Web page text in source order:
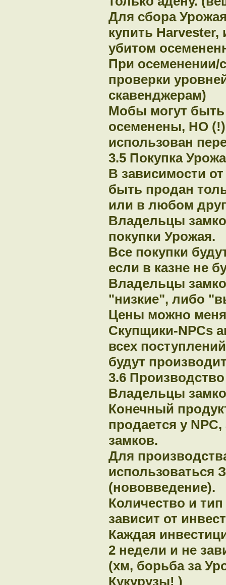
Для сбора
купить Harvester,
убитом
При осеменении/
проверки
скавенджерам)
Мобы могут
осеменены, НО
использован
3.5 Покупка
В зависимости
быть продан
или в любом
Владельцы
покупки Урожая.
Все покупки
если в казне не
Владельцы
"низкие", либо
Цены можно
Скупщики-NPCs
всех
будут
3.6 Производство
Владельцы
Конечный
продается у
замков.
Для
использоваться
(нововведение).
Количество и
зависит от
Каждая
2 недели и не
(хм, борьба за
Кукурузы! )